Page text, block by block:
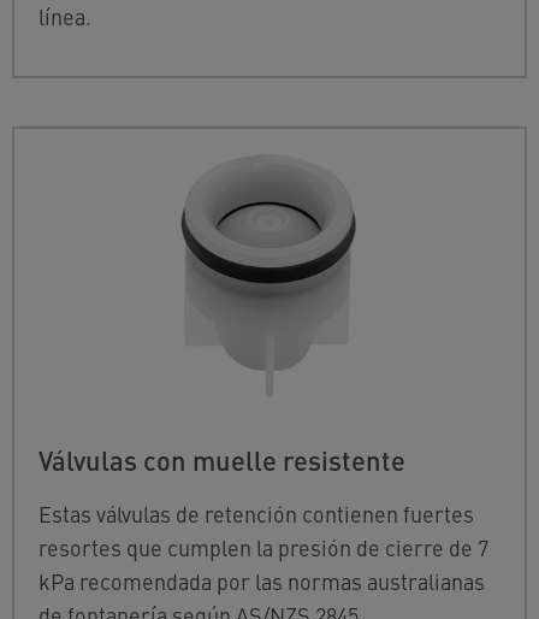
línea.
Válvulas con muelle resistente
Estas válvulas de retención contienen fuertes
resortes que cumplen la presión de cierre de 7
kPa recomendada por las normas australianas